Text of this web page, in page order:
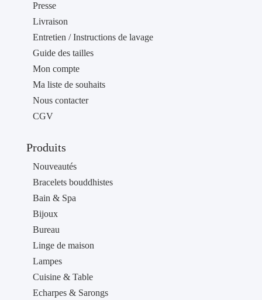
Presse
Livraison
Entretien / Instructions de lavage
Guide des tailles
Mon compte
Ma liste de souhaits
Nous contacter
CGV
Produits
Nouveautés
Bracelets bouddhistes
Bain & Spa
Bijoux
Bureau
Linge de maison
Lampes
Cuisine & Table
Echarpes & Sarongs